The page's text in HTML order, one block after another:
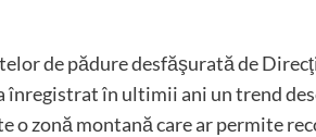
de pădure desfăşurată de
în ultimii ani un trend
o zonă montană care ar permite